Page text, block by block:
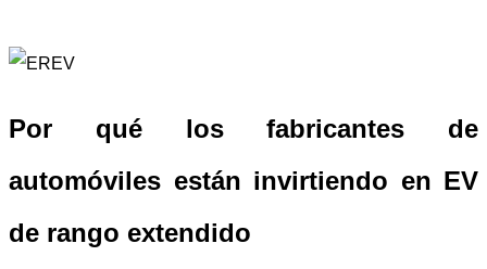
Por qué los fabricantes de
automóviles están invirtiendo en EV
de rango extendido